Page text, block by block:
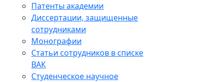
Патенты академии
Диссертации, защищенные
сотрудниками
Монографии
Статьи сотрудников в списке
ВАК
Студенческое научное